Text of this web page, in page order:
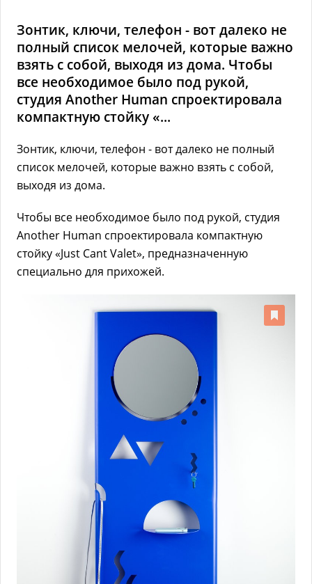
Зонтик, ключи, телефон - вот далеко не
полный список мелочей, которые важно
взять с собой, выходя из дома. Чтобы
все необходимое было под рукой,
студия Another Human спроектировала
компактную стойку «...
Зонтик, ключи, телефон - вот далеко не полный
список мелочей, которые важно взять с собой,
выходя из дома.
Чтобы все необходимое было под рукой, студия
Another Human спроектировала компактную
стойку «Just Cant Valet», предназначенную
специально для прихожей.